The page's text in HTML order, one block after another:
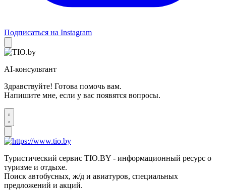
Подписаться на Instagram
AI-консультант
Здравствуйте! Готова помочь вам.
Напишите мне, если у вас появятся вопросы.
Туристический сервис TIO.BY - информационный ресурс о
туризме и отдыхе.
Поиск автобусных, ж/д и авиатуров, специальных
предложений и акций.